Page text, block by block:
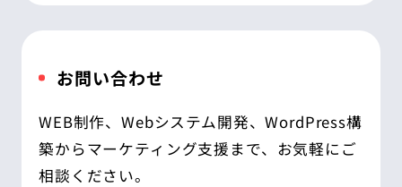
お問い合わせ
WEB制作、Webシステム開発、WordPress構
築からマーケティング支援まで、お気軽にご
相談ください。